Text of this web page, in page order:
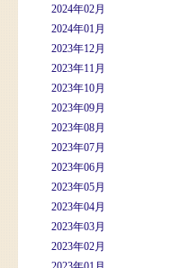
2024年02月
2024年01月
2023年12月
2023年11月
2023年10月
2023年09月
2023年08月
2023年07月
2023年06月
2023年05月
2023年04月
2023年03月
2023年02月